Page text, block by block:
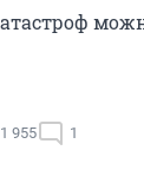
1 955 1